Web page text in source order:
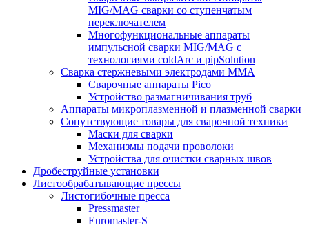
MIG/MAG сварки со ступенчатым
переключателем
Многофункциональные аппараты
импульсной сварки MIG/MAG с
технологиями coldArc и pipSolution
Сварка стержневыми электродами MMA
Сварочные аппараты Pico
Устройство размагничивания труб
Аппараты микроплазменной и плазменной сварки
Сопутствующие товары для сварочной техники
Маски для сварки
Механизмы подачи проволоки
Устройства для очистки сварных швов
Дробеструйные установки
Листообрабатывающие прессы
Листогибочные пресса
Pressmaster
Euromaster-S